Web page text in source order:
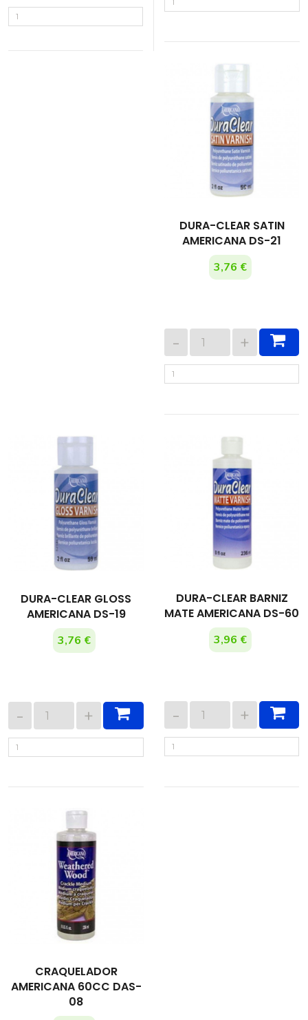
DURA-CLEAR SATIN
AMERICANA DS-21
3,76 €
DURA-CLEAR GLOSS
AMERICANA DS-19
3,76 €
DURA-CLEAR BARNIZ
MATE AMERICANA DS-60
3,96 €
CRAQUELADOR
AMERICANA 60CC DAS-
08